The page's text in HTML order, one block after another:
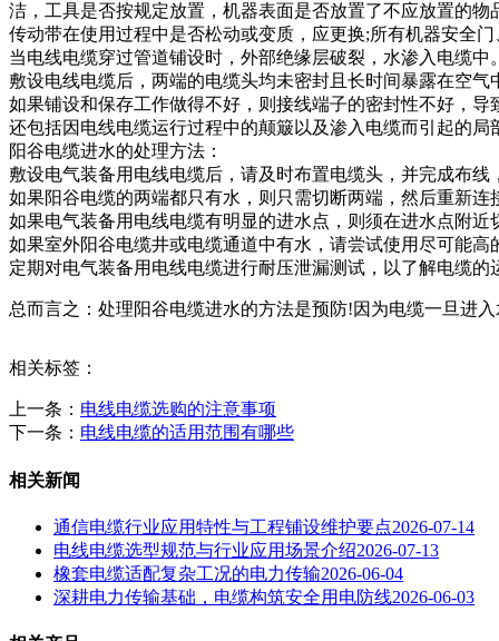
洁，工具是否按规定放置，机器表面是否放置了不应放置的
传动带在使用过程中是否松动或变质，应更换;所有机器安全
当电线电缆穿过管道铺设时，外部绝缘层破裂，水渗入电缆中
敷设电线电缆后，两端的电缆头均未密封且长时间暴露在空气
如果铺设和保存工作做得不好，则接线端子的密封性不好，导
还包括因电线电缆运行过程中的颠簸以及渗入电缆而引起的局
阳谷电缆进水的处理方法：
敷设电气装备用电线电缆后，请及时布置电缆头，并完成布线
如果阳谷电缆的两端都只有水，则只需切断两端，然后重新连
如果电气装备用电线电缆有明显的进水点，则须在进水点附近
如果室外阳谷电缆井或电缆通道中有水，请尝试使用尽可能高
定期对电气装备用电线电缆进行耐压泄漏测试，以了解电缆的
总而言之：处理阳谷电缆进水的方法是预防!因为电缆一旦进
相关标签：
上一条： 电线电缆选购的注意事项
下一条： 电线电缆的适用范围有哪些
相关新闻
通信电缆行业应用特性与工程铺设维护要点2026-07-14
电线电缆选型规范与行业应用场景介绍2026-07-13
橡套电缆适配复杂工况的电力传输2026-06-04
深耕电力传输基础，电缆构筑安全用电防线2026-06-03